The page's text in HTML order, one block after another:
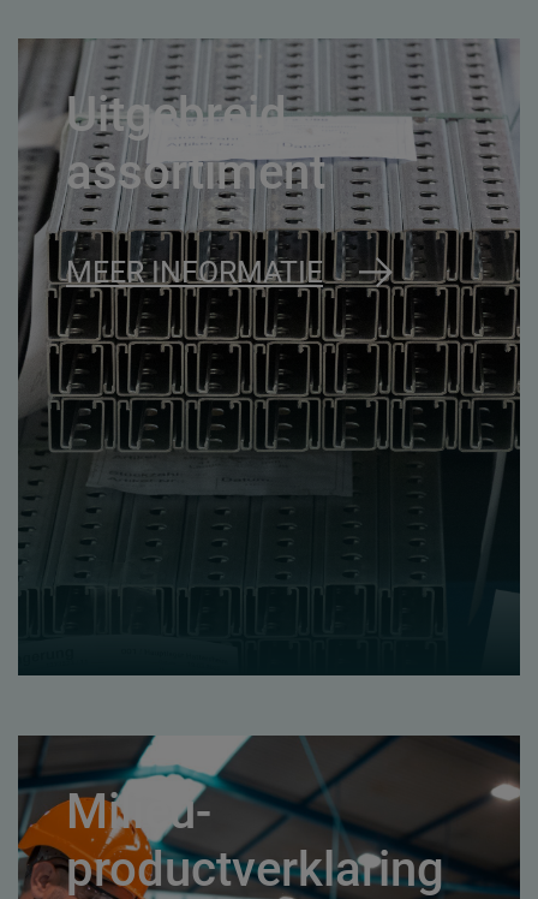
Uitgebreid
assortiment
MEER INFORMATIE
Milieu-
productverklaring